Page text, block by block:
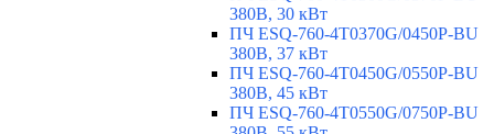
380В, 30 кВт
ПЧ ESQ-760-4T0370G/0450P-BU
380В, 37 кВт
ПЧ ESQ-760-4T0450G/0550P-BU
380В, 45 кВт
ПЧ ESQ-760-4T0550G/0750P-BU